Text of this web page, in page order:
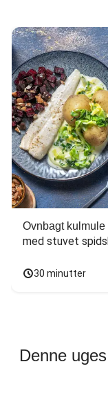
Ovnbagt kulmule
med stuvet
30 minutter
Denne